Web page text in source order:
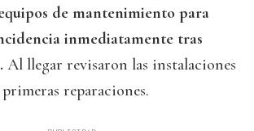
de mantenimiento para
inmediatamente tras
Al llegar revisaron las instalaciones
reparaciones.